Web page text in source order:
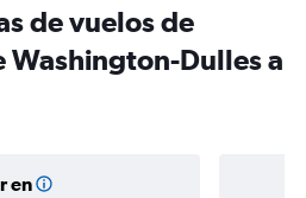
de vuelos de
Washington-Dulles a
en